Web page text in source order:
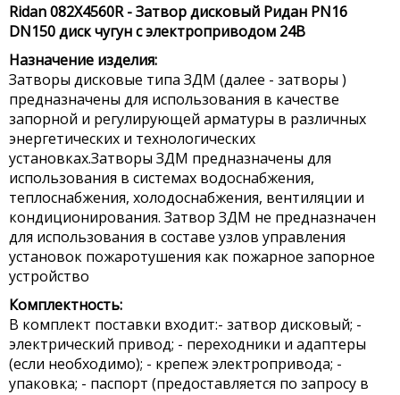
Ridan 082X4560R - Затвор дисковый Ридан PN16
DN150 диск чугун с электроприводом 24В
Назначение изделия:
Затворы дисковые типа ЗДМ (далее - затворы )
предназначены для использования в качестве
запорной и регулирующей арматуры в различных
энергетических и технологических
установках.Затворы ЗДМ предназначены для
использования в системах водоснабжения,
теплоснабжения, холодоснабжения, вентиляции и
кондиционирования. Затвор ЗДМ не предназначен
для использования в составе узлов управления
установок пожаротушения как пожарное запорное
устройство
Комплектность:
В комплект поставки входит:- затвор дисковый; -
электрический привод; - переходники и адаптеры
(если необходимо); - крепеж электропривода; -
упаковка; - паспорт (предоставляется по запросу в